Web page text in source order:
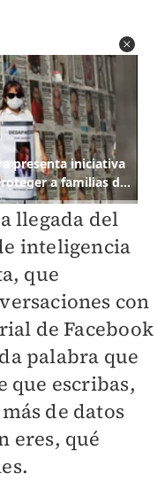
llegada del
inteligencia
que
con
de Facebook
palabra que
que escribas,
de datos
eres, qué